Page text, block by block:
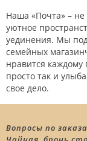
Наша «Почта» –
уютное
уединения. Мы
семейных
нравится
просто так и
свое дело.
Вопросы по